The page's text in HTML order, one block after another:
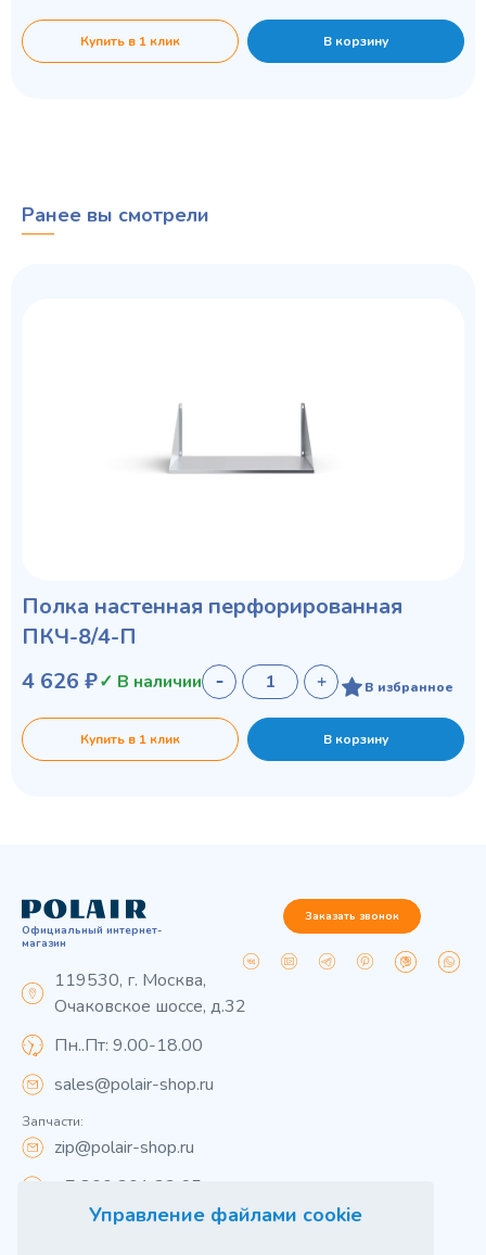
Управление файлами cookie
Купить в 1 клик В корзину
Ранее вы смотрели
Полка настенная перфорированная
ПКЧ-8/4-П
4 626 ₽✓ В наличии В избранное
Купить в 1 клик В корзину
Официальный интернет-
магазин
119530, г. Москва,
Очаковское шоссе, д.32
Пн..Пт: 9.00-18.00
sales@polair-shop.ru
Запчасти:
zip@polair-shop.ru
+7 800 301 33 65
Заказать звонок